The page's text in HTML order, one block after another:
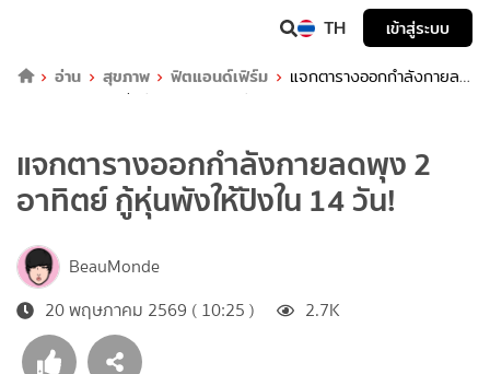
TH
เข้าสู่ระบบ
อ่าน
สุขภาพ ฟิตแอนด์เฟิร์ม
แจกตารางออกกำลังกายลด
พุง 2 อาทิตย์ กู้หุ่นพังให้ปังใน 14 วัน!
แจกตารางออกกำลังกายลดพุง 2
อาทิตย์ กู้หุ่นพังให้ปังใน 14 วัน!
BeauMonde
20 พฤษภาคม 2569 ( 10:25 )
2.7K